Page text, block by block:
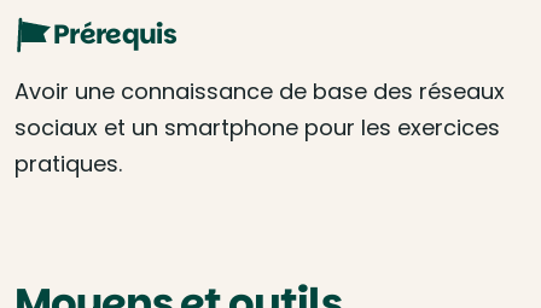
Prérequis
Avoir une connaissance de base des réseaux
sociaux et un smartphone pour les exercices
pratiques.